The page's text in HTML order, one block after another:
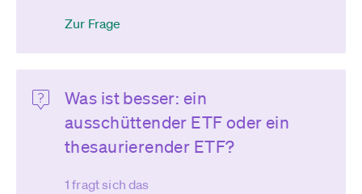
Zur Frage
Was ist besser: ein
ausschüttender ETF oder ein
thesaurierender ETF?
1 fragt sich das